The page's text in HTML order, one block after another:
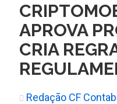
APROVA
CRIA
Redação CF